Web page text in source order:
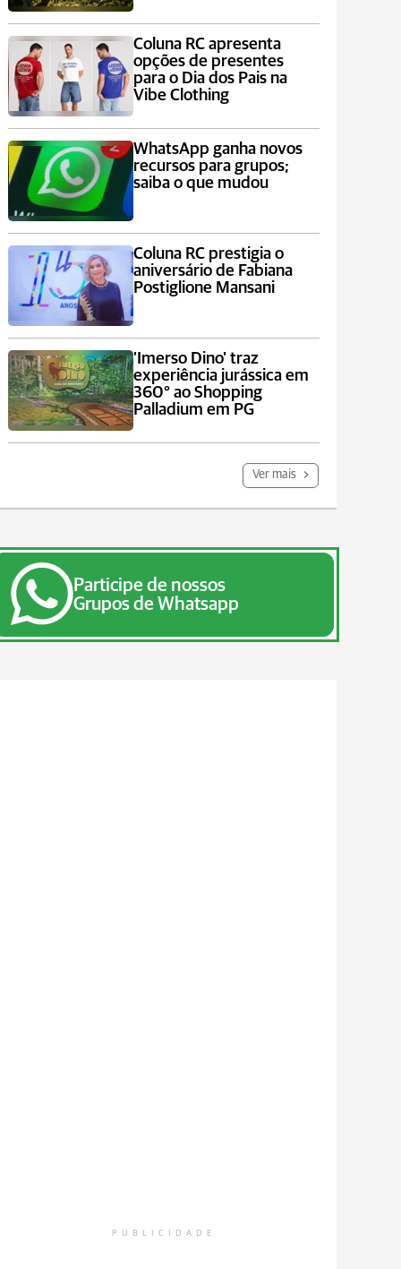
Coluna RC apresenta
opções de presentes
para o Dia dos Pais na
Vibe Clothing
WhatsApp ganha novos
recursos para grupos;
saiba o que mudou
Coluna RC prestigia o
aniversário de Fabiana
Postiglione Mansani
'Imerso Dino' traz
experiência jurássica em
360° ao Shopping
Palladium em PG
Ver mais
Participe de nossos
Grupos de Whatsapp
PUBLICIDADE